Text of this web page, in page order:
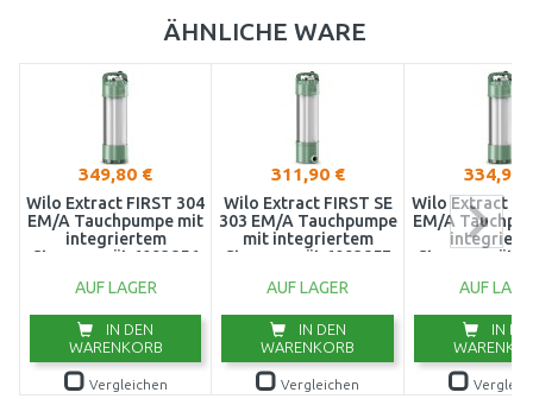
ÄHNLICHE WARE
349,80 €
Wilo Extract FIRST 304
EM/A Tauchpumpe mit
integriertem
Steuergerät 6093856
AUF LAGER
IN DEN
WARENKORB
Vergleichen
311,90 €
Wilo Extract FIRST SE
303 EM/A Tauchpumpe
mit integriertem
Steuergerät 6093857
AUF LAGER
IN DEN
WARENKORB
Vergleichen
334,90
Wilo Extract
EM/A
Steuergerät
AUF
IN